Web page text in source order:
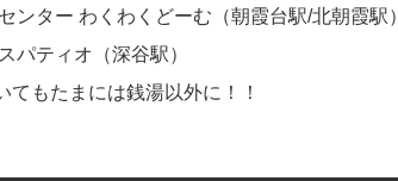
ンター わくわくどーむ（朝霞台駅/北朝霞駅）
パティオ（深谷駅）
てもたまには銭湯以外に！！